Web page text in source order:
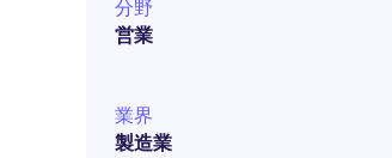
分野
営業
業界
製造業